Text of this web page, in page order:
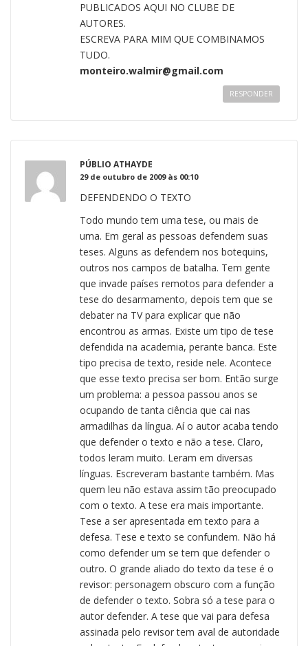
PUBLICADOS AQUI NO CLUBE DE
AUTORES.
ESCREVA PARA MIM QUE COMBINAMOS
TUDO.
monteiro.walmir@gmail.com
RESPONDER
PÚBLIO ATHAYDE
29 de outubro de 2009 às 00:10
DEFENDENDO O TEXTO
Todo mundo tem uma tese, ou mais de
uma. Em geral as pessoas defendem suas
teses. Alguns as defendem nos botequins,
outros nos campos de batalha. Tem gente
que invade países remotos para defender a
tese do desarmamento, depois tem que se
debater na TV para explicar que não
encontrou as armas. Existe um tipo de tese
defendida na academia, perante banca. Este
tipo precisa de texto, reside nele. Acontece
que esse texto precisa ser bom. Então surge
um problema: a pessoa passou anos se
ocupando de tanta ciência que cai nas
armadilhas da língua. Aí o autor acaba tendo
que defender o texto e não a tese. Claro,
todos leram muito. Leram em diversas
línguas. Escreveram bastante também. Mas
quem leu não estava assim tão preocupado
com o texto. A tese era mais importante.
Tese a ser apresentada em texto para a
defesa. Tese e texto se confundem. Não há
como defender um se tem que defender o
outro. O grande aliado do texto da tese é o
revisor: personagem obscuro com a função
de defender o texto. Sobra só a tese para o
autor defender. A tese que vai para defesa
assinada pelo revisor tem aval de autoridade